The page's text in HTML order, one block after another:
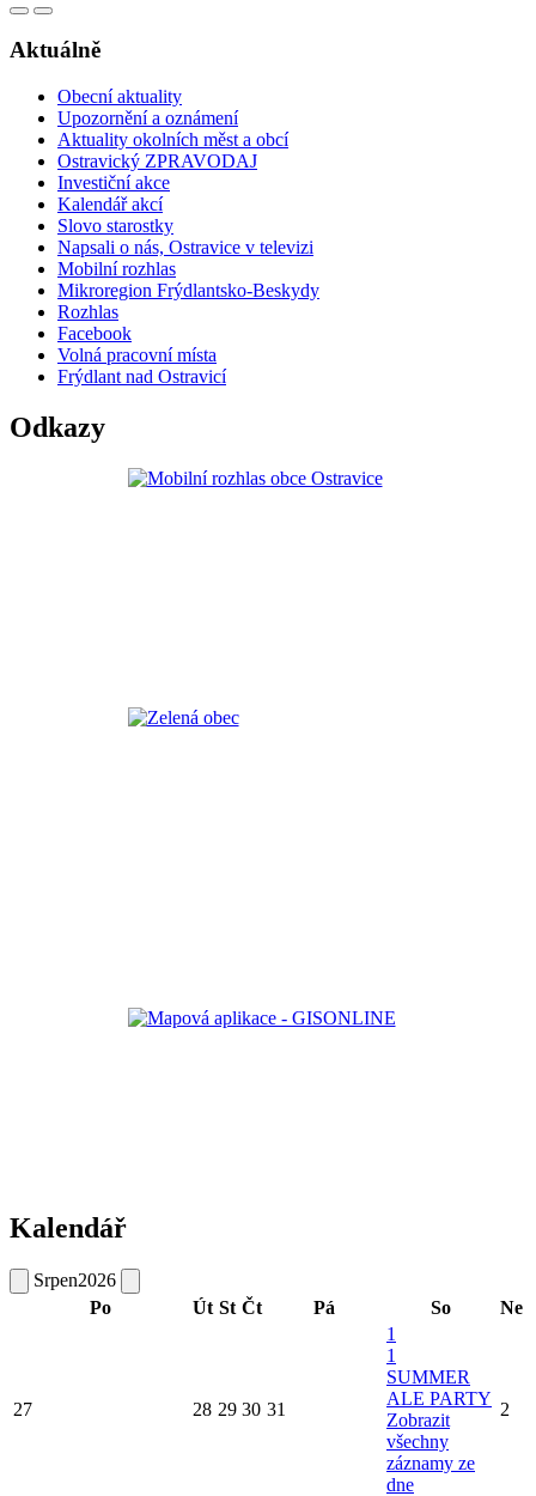
Aktuálně
Obecní aktuality
Upozornění a oznámení
Aktuality okolních měst a obcí
Ostravický ZPRAVODAJ
Investiční akce
Kalendář akcí
Slovo starostky
Napsali o nás, Ostravice v televizi
Mobilní rozhlas
Mikroregion Frýdlantsko-Beskydy
Rozhlas
Facebook
Volná pracovní místa
Frýdlant nad Ostravicí
Odkazy
Kalendář
Srpen2026
Po
Út St Čt Pá So Ne
27 28 29 30 31
1
1
SUMMER
ALE PARTY
Zobrazit
všechny
záznamy ze
dne
2